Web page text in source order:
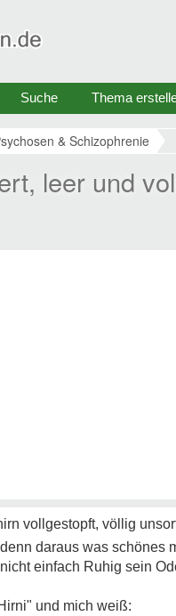
Suche Thema
& Schizophrenie
leer und
vollgestopft, völlig
daraus was schönes
einfach Ruhig sein
und mich weiß: